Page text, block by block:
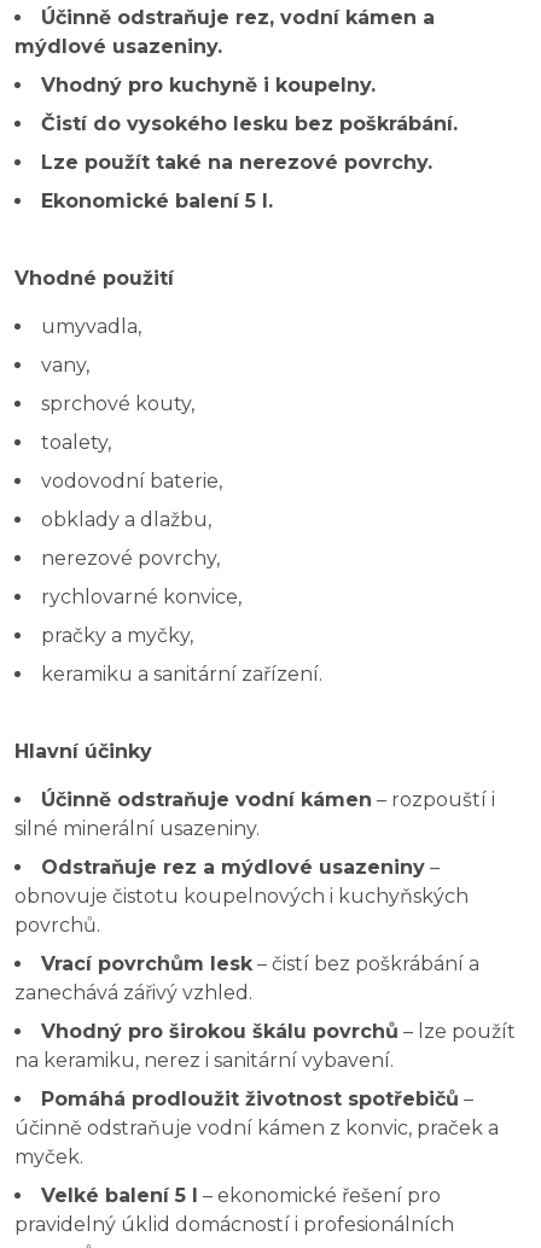
Účinně odstraňuje rez, vodní kámen a
mýdlové usazeniny.
Vhodný pro kuchyně i koupelny.
Čistí do vysokého lesku bez poškrábání.
Lze použít také na nerezové povrchy.
Ekonomické balení 5 l.
Vhodné použití
umyvadla,
vany,
sprchové kouty,
toalety,
vodovodní baterie,
obklady a dlažbu,
nerezové povrchy,
rychlovarné konvice,
pračky a myčky,
keramiku a sanitární zařízení.
Hlavní účinky
Účinně odstraňuje vodní kámen – rozpouští i
silné minerální usazeniny.
Odstraňuje rez a mýdlové usazeniny –
obnovuje čistotu koupelnových i kuchyňských
povrchů.
Vrací povrchům lesk – čistí bez poškrábání a
zanechává zářivý vzhled.
Vhodný pro širokou škálu povrchů – lze použít
na keramiku, nerez i sanitární vybavení.
Pomáhá prodloužit životnost spotřebičů –
účinně odstraňuje vodní kámen z konvic, praček a
myček.
Velké balení 5 l – ekonomické řešení pro
pravidelný úklid domácností i profesionálních